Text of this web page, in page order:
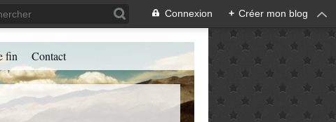
Connexion + Créer mon blog
fin Contact